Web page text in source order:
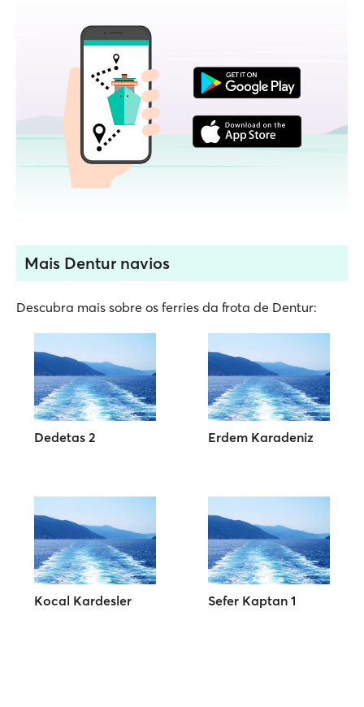
Mais Dentur navios
Descubra mais sobre os ferries da frota de Dentur:
Dedetas 2 Erdem Karadeniz
Kocal Kardesler Sefer Kaptan 1